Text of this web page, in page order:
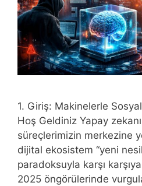
1. Giriş: Makinelerle
Hoş Geldiniz Yapay
süreçlerimizin merkezine
dijital ekosistem “yeni
paradoksuyla karşı
2025 öngörülerinde